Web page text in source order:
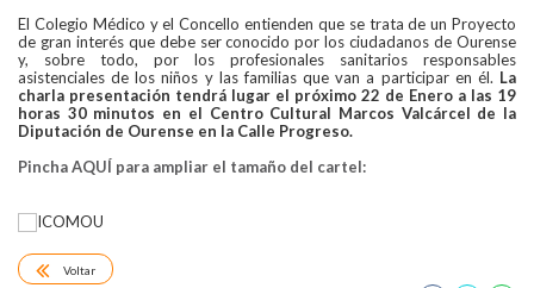
El Colegio Médico y el Concello entienden que se trata de un Proyecto
de gran interés que debe ser conocido por los ciudadanos de Ourense
y, sobre todo, por los profesionales sanitarios responsables
asistenciales de los niños y las familias que van a participar en él. La
charla presentación tendrá lugar el próximo 22 de Enero a las 19
horas 30 minutos en el Centro Cultural Marcos Valcárcel de la
Diputación de Ourense en la Calle Progreso.
Pincha AQUÍ para ampliar el tamaño del cartel:
Voltar